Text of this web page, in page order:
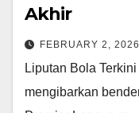
Akhir
FEBRUARY 2, 2026
Liputan Bola
mengibarkan